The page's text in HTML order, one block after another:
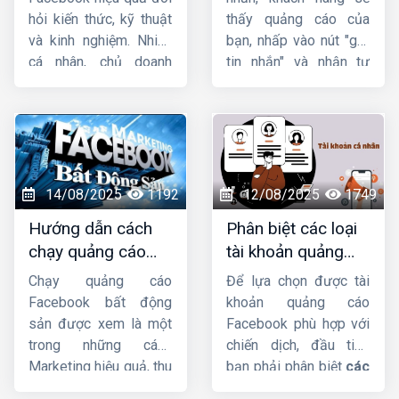
cần điều chỉnh thủ
công, và đâu là những
“điểm vàng” phù hợp
chạy quảng cáo
group facebook chi
tiết hiệu quả.
tốt
hỏi kiến thức, kỹ thuật
và kinh nghiệm. Nhiều
cá nhân, chủ doanh
do chưa hiểu rõ cách
thiết lập, quản lý ngân
sách và tối ưu chiến
dịch. Nếu chưa vững về
Facebook Ads, thuê
chạy quảng cáo
Facebook sẽ giúp tiết
kiệm thời gian, tối ưu
chi phí và đạt kết quả
tốt hơn.
thấy quảng cáo của
bạn, nhấp vào nút "gửi
tin nhắn" và nhận tư
bài viết này,
HIG
sẽhướng dẫn
chạy quảng cáo tin
nhắn facebookchi
tiết nhé !
14/08/2025 1192
Hướng dẫn cách
chạy quảng cáo
BĐS trên facebook
hiệu quả nhất
Chạy quảng cáo
Facebook bất động
sản được xem là một
trong những cách
Marketing hiệu quả, thu
12/08/2025 1749
Phân biệt các loại
tài khoản quảng
cáo facebook hiện
nay
Để lựa chọn được tài
khoản quảng cáo
Facebook phù hợp với
chiến dịch, đầu tiên
bạn phải phân biệt các